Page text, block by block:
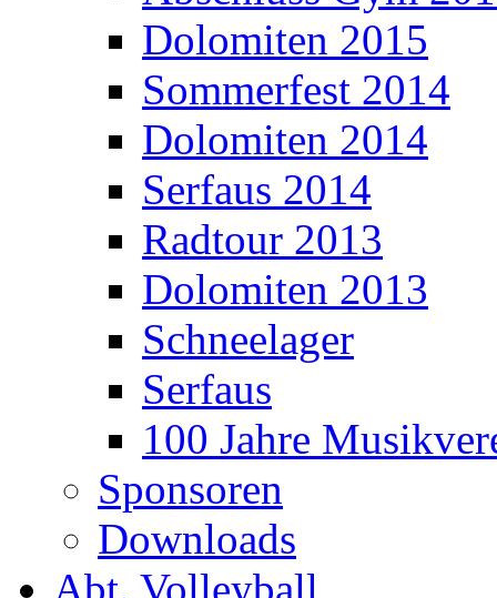
Dolomiten 2015
Sommerfest 2014
Dolomiten 2014
Serfaus 2014
Radtour 2013
Dolomiten 2013
Schneelager
Serfaus
100 Jahre
Sponsoren
Downloads
Abt. Volleyball